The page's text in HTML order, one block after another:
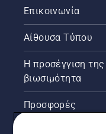
Επικοινωνία
Αίθουσα Τύπου
Η προσέγγιση
βιωσιμότητα
Προσφορές